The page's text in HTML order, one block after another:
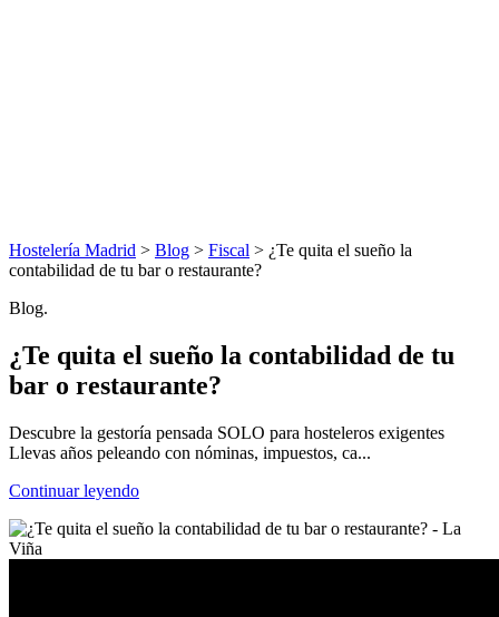
Hostelería Madrid > Blog > Fiscal > ¿Te quita el sueño la
contabilidad de tu bar o restaurante?
Blog.
¿Te quita el sueño la contabilidad de tu
bar o restaurante?
Descubre la gestoría pensada SOLO para hosteleros exigentes
Llevas años peleando con nóminas, impuestos, ca...
Continuar leyendo